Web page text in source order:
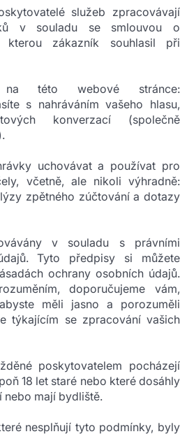
služeb zpracovávají
v souladu se smlouvou o
kterou zákazník souhlasil při
na této webové stránce:
s nahráváním vašeho hlasu,
konverzací (společně
uchovávat a používat pro
včetně, ale nikoli výhradně:
zpětného zúčtování a dotazy
v souladu s právními
Tyto předpisy si můžete
ochrany osobních údajů.
doporučujeme vám,
měli jasno a porozuměli
týkajícím se zpracování vašich
poskytovatelem pocházejí
18 let staré nebo které dosáhly
nebo mají bydliště.
nesplňují tyto podmínky, byly